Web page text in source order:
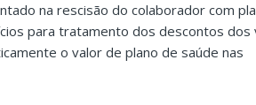
na rescisão do colaborador com
para tratamento dos descontos dos
o valor de plano de saúde nas